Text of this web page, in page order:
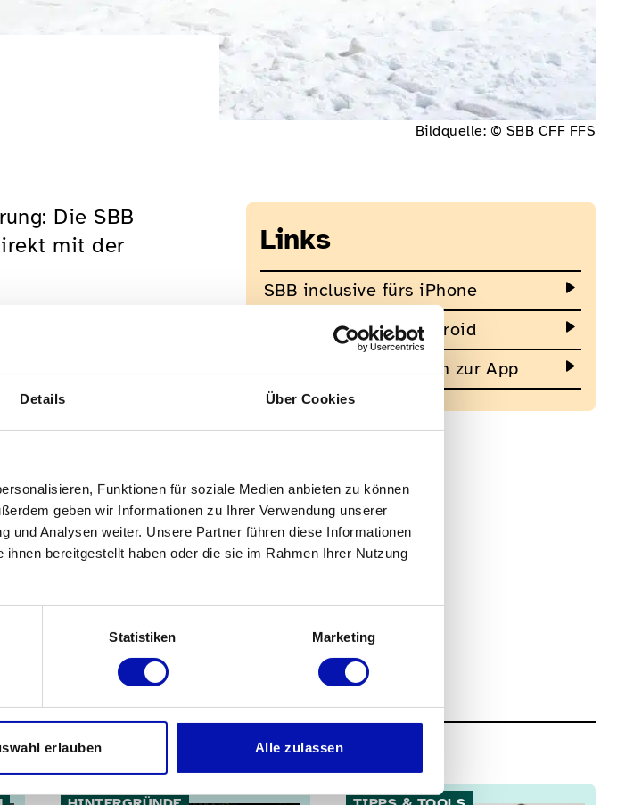
Details Über Cookies
Funktionen für soziale Medien anbieten zu können
geben wir Informationen zu Ihrer Verwendung unserer
und Analysen weiter. Unsere Partner führen diese Informationen
bereitgestellt haben oder die sie im Rahmen Ihrer Nutzung
Statistiken Marketing
erlauben Alle zulassen
Bildquelle: © SBB CFF FFS
Die SBB
mit der
Notruf an die
auf den
Wenn Sie die Taste
per SMS» wählen;
der Taste
bestätigen.
eine
Zug oder Bahnhof
Ihre Daten an die
Links
SBB inclusive fürs iPhone
SBB inclusive für Android
weitere Informationen zur App